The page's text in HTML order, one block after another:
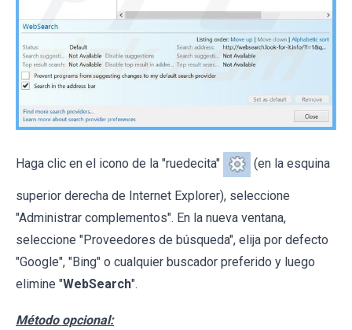
Haga clic en el icono de la "ruedecita" (en la esquina
superior derecha de Internet Explorer), seleccione
"Administrar complementos". En la nueva ventana,
seleccione "Proveedores de búsqueda", elija por defecto
"Google", "Bing" o cualquier buscador preferido y luego
elimine "WebSearch".
Método opcional: